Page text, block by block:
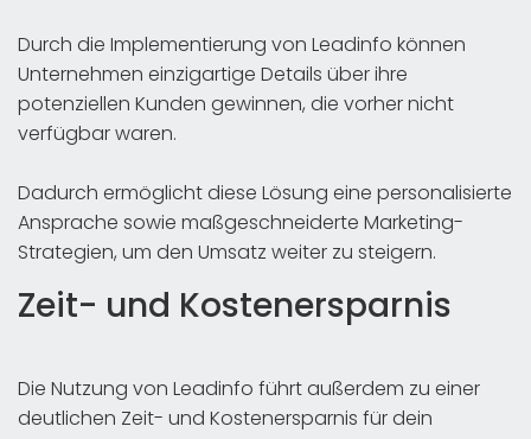
Durch die Implementierung von Leadinfo können
Unternehmen einzigartige Details über ihre
potenziellen Kunden gewinnen, die vorher nicht
verfügbar waren.
Dadurch ermöglicht diese Lösung eine personalisierte
Ansprache sowie maßgeschneiderte Marketing-
Strategien, um den Umsatz weiter zu steigern.
Zeit- und Kostenersparnis
Die Nutzung von Leadinfo führt außerdem zu einer
deutlichen Zeit- und Kostenersparnis für dein